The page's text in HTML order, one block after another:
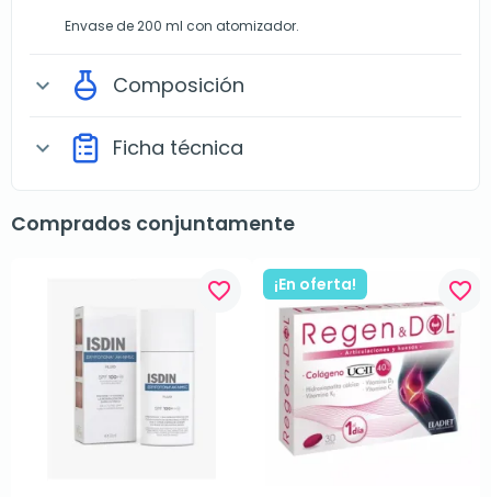
Envase de 200 ml con atomizador.
expand_more Composición
expand_more Ficha técnica
Comprados conjuntamente
favorite_border ¡En oferta! favorite_border